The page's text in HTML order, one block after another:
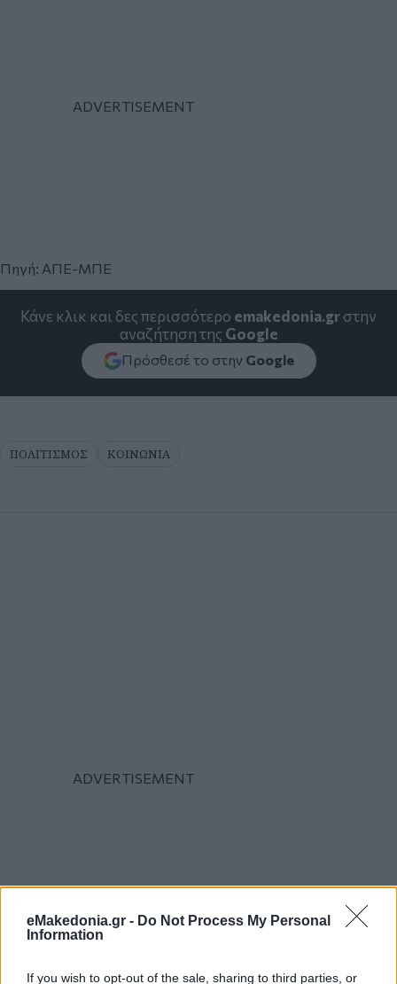
eMakedonia.gr - Do Not Process My Personal
Information
If you wish to opt-out of the sale, sharing to third parties, or
Πηγή: ΑΠΕ-ΜΠΕ
Κάνε κλικ και δες περισσότερο emakedonia.grστην
αναζήτηση της Google
Πρόσθεσέ το στην Google
ΠΟΛΙΤΙΣΜΟΣ ΚΟΙΝΩΝΙΑ